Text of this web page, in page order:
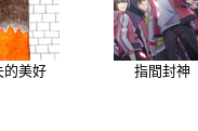
的美好 指間封神